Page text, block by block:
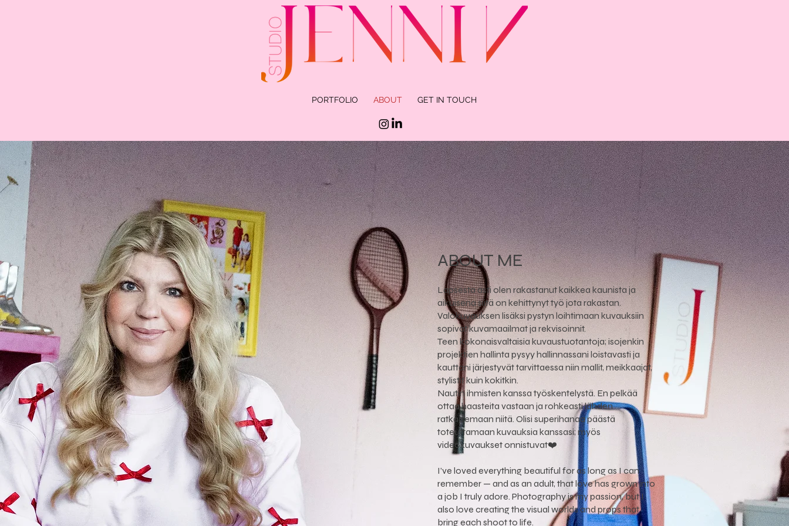
PORTFOLIO ABOUT GET IN TOUCH
ABOUT ME
Lapsesta asti olen rakastanut kaikkea kaunista ja
aikuisena siitä on kehittynyt työ jota rakastan.
Valokuvauksen lisäksi pystyn loihtimaan kuvauksiin
sopivat kuvamaailmat ja rekvisoinnit.
Teen kokonaisvaltaisia kuvaustuotantoja; isojenkin
projektien hallinta pysyy hallinnassani loistavasti ja
kauttani järjestyvät tarvittaessa niin mallit, meikkaajat,
stylistit kuin kokitkin.
Nautin ihmisten kanssa työskentelystä. En pelkää
ottaa haasteita vastaan ja rohkeasti lähden
ratkaisemaan niitä. Olisi superihanaa päästä
toteuttamaan kuvauksia kanssasi; myös
videokuvaukset onnistuvat❤️
I’ve loved everything beautiful for as long as I can
remember — and as an adult, that love has grown into
a job I truly adore. Photography is my passion, but I
also love creating the visual worlds and props that
bring each shoot to life.